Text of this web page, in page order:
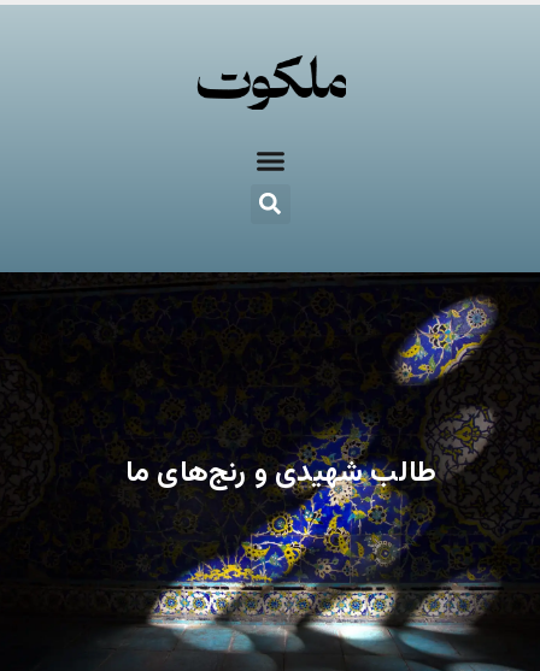
طالب شهیدی و رنج‌های ما